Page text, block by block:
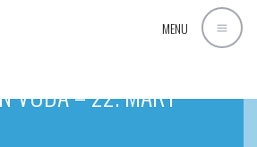
MENU
VODA – 22. MART